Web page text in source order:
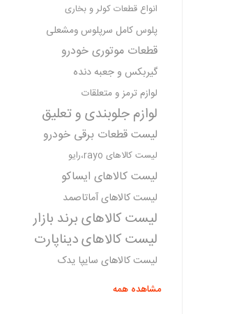
انواع قطعات کولر و بخاری
پلوس کامل سرپلوس ومشعلی
قطعات موتوری خودرو
گیربکس و جعبه دنده
لوازم ترمز و متعلقات
لوازم جلوبندی و تعلیق
لیست قطعات برقی خودرو
لیست کالاهای rayo،رایو
لیست کالاهای ایساکو
لیست کالاهای آماتاصمد
لیست کالاهای برند بازار
لیست کالاهای دیناپارت
لیست کالاهای سایپا یدک
مشاهده همه